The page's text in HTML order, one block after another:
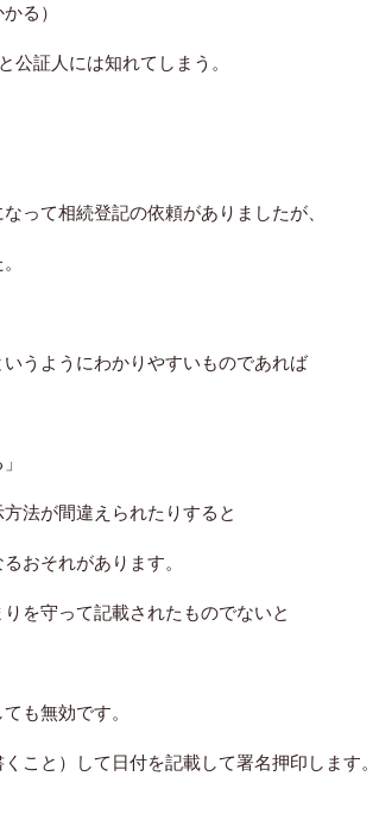
る）
証人には知れてしまう。
って相続登記の依頼がありましたが、
うようにわかりやすいものであれば
法が間違えられたりすると
おそれがあります。
を守って記載されたものでないと
も無効です。
こと）して日付を記載して署名押印します。